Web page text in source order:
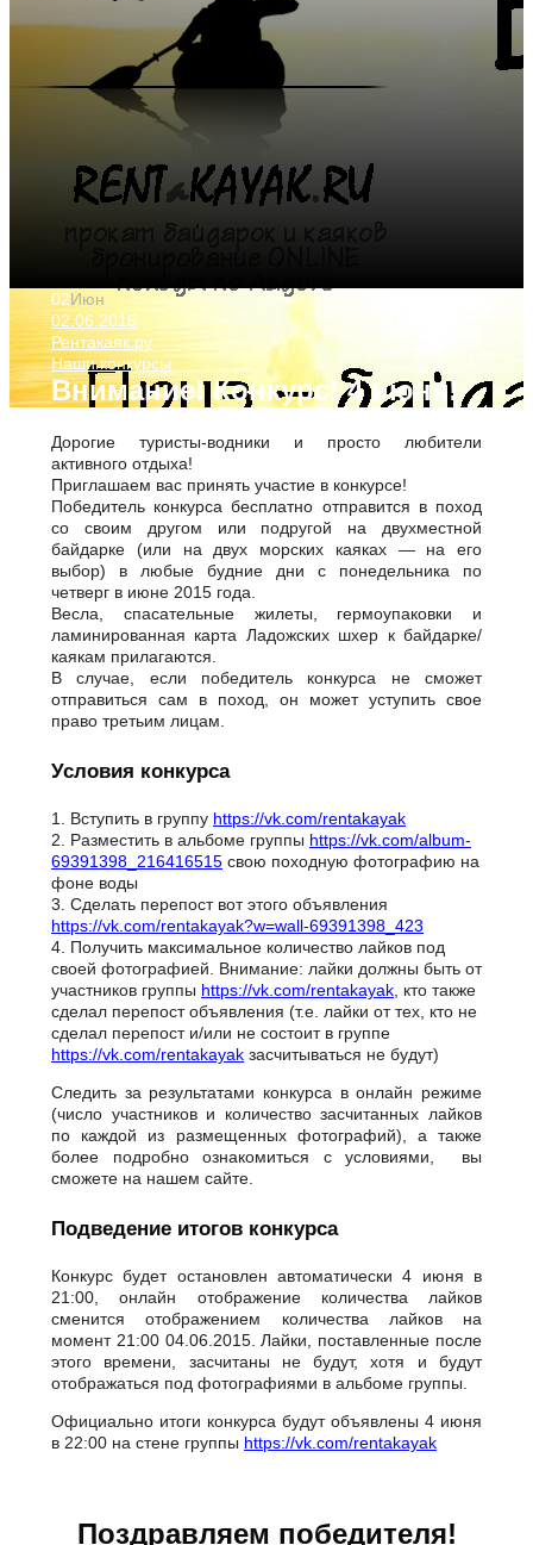
02Июн
02.06.2015
Рентакаяк.ру
Наши конкурсы
Внимание! Конкурс! 4 июня!
Дорогие туристы-водники и просто любители
активного отдыха!
Приглашаем вас принять участие в конкурсе!
Победитель конкурса бесплатно отправится в поход
со своим другом или подругой на двухместной
байдарке (или на двух морских каяках — на его
выбор) в любые будние дни с понедельника по
четверг в июне 2015 года.
Весла, спасательные жилеты, гермоупаковки и
ламинированная карта Ладожских шхер к байдарке/
каякам прилагаются.
В случае, если победитель конкурса не сможет
отправиться сам в поход, он может уступить свое
право третьим лицам.
Условия конкурса
1. Вступить в группу https://vk.com/rentakayak
2. Разместить в альбоме группы https://vk.com/album-
69391398_216416515 свою походную фотографию на
фоне воды
3. Сделать перепост вот этого объявления
https://vk.com/rentakayak?w=wall-69391398_423
4. Получить максимальное количество лайков под
своей фотографией. Внимание: лайки должны быть от
участников группы https://vk.com/rentakayak , кто также
сделал перепост объявления (т.е. лайки от тех, кто не
сделал перепост и/или не состоит в группе
https://vk.com/rentakayak засчитываться не будут)
Следить за результатами конкурса в онлайн режиме
(число участников и количество засчитанных лайков
по каждой из размещенных фотографий), а также
более подробно ознакомиться с условиями, вы
сможете на нашем сайте.
Подведение итогов конкурса
Конкурс будет остановлен автоматически 4 июня в
21:00, онлайн отображение количества лайков
сменится отображением количества лайков на
момент 21:00 04.06.2015. Лайки, поставленные после
этого времени, засчитаны не будут, хотя и будут
отображаться под фотографиями в альбоме группы.
Официально итоги конкурса будут объявлены 4 июня
в 22:00 на стене группы https://vk.com/rentakayak
Поздравляем победителя!